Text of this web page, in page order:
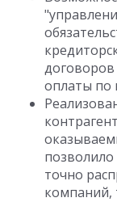
оплаты по
точно
компаний,